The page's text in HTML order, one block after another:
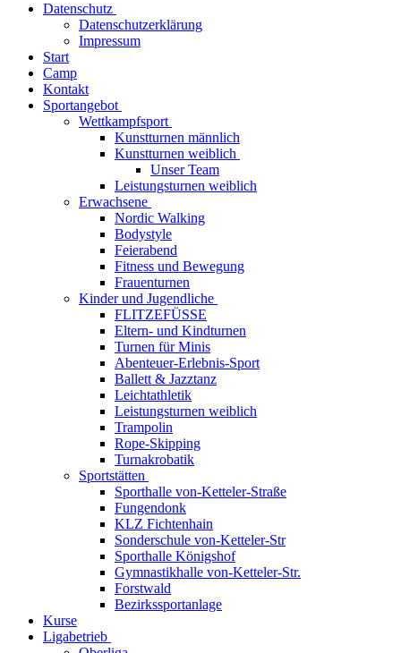
Datenschutz
Datenschutzerklärung
Impressum
Start
Camp
Kontakt
Sportangebot
Wettkampfsport
Kunstturnen männlich
Kunstturnen weiblich
Unser Team
Leistungsturnen weiblich
Erwachsene
Nordic Walking
Bodystyle
Feierabend
Fitness und Bewegung
Frauenturnen
Kinder und Jugendliche
FLITZEFÜSSE
Eltern- und Kindturnen
Turnen für Minis
Abenteuer-Erlebnis-Sport
Ballett & Jazztanz
Leichtathletik
Leistungsturnen weiblich
Trampolin
Rope-Skipping
Turnakrobatik
Sportstätten
Sporthalle von-Ketteler-Straße
Fungendonk
KLZ Fichtenhain
Sonderschule von-Ketteler-Str
Sporthalle Königshof
Gymnastikhalle von-Ketteler-Str.
Forstwald
Bezirkssportanlage
Kurse
Ligabetrieb